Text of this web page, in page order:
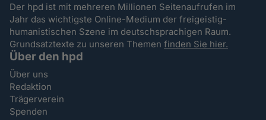
Der hpd ist mit mehreren Millionen Seitenaufrufen im
Jahr das wichtigste Online-Medium der freigeistig-
humanistischen Szene im deutschsprachigen Raum.
Grundsatztexte zu unseren Themenfinden Sie hier.
Über den hpd
Über uns
Redaktion
Trägerverein
Spenden